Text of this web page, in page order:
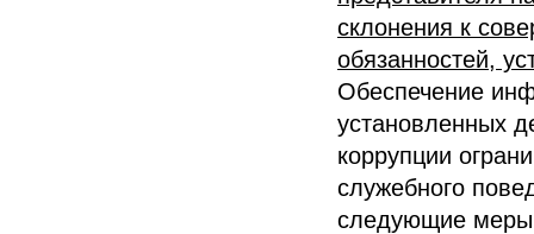
склонения к
обязанностей,
Обеспечение
установленных
коррупции
служебного
следующие